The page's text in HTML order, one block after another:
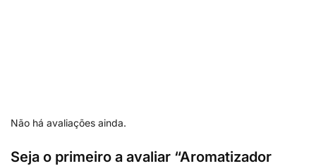
Não há avaliações ainda.
Seja o primeiro a avaliar “Aromatizador